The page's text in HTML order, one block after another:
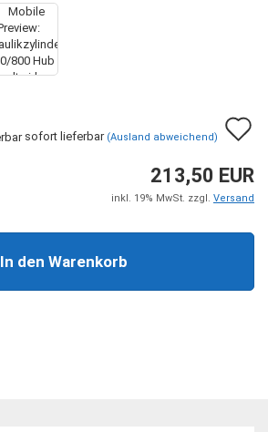
sofort lieferbar (Ausland abweichend)
213,50 EUR
inkl. 19% MwSt. zzgl. Versand
In den Warenkorb